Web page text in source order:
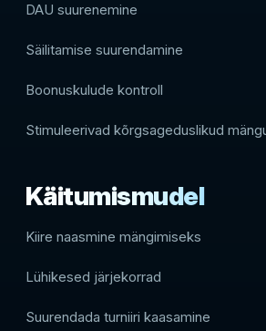
DAU suurenemine
Säilitamise suurendamine
Boonuskulude kontroll
Stimuleerivad kõrgsageduslikud
Käitumismudel
Kiire naasmine mängimiseks
Lühikesed järjekorrad
Suurendada turniiri kaasamine